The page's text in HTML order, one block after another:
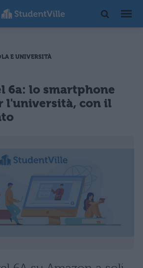
E UNIVERSITÀ
6a: lo smartphone
l'università, con il